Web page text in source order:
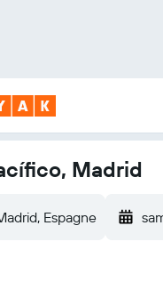
Madrid
Espagne